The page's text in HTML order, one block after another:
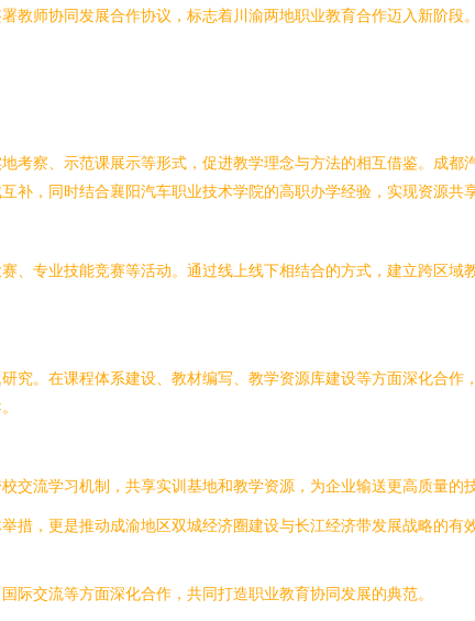
教师协同发展合作协议，标志着川渝两地职业教育合作迈入新阶
考察、示范课展示等形式，促进教学理念与方法的相互借鉴。成
，同时结合襄阳汽车职业技术学院的高职办学经验，实现资源共享
、专业技能竞赛等活动。通过线上线下相结合的方式，建立跨区
究。在课程体系建设、教材编写、教学资源库建设等方面深化合
流学习机制，共享实训基地和教学资源，为企业输送更高质量的
措，更是推动成渝地区双城经济圈建设与长江经济带发展战略的
交流等方面深化合作，共同打造职业教育协同发展的典范。